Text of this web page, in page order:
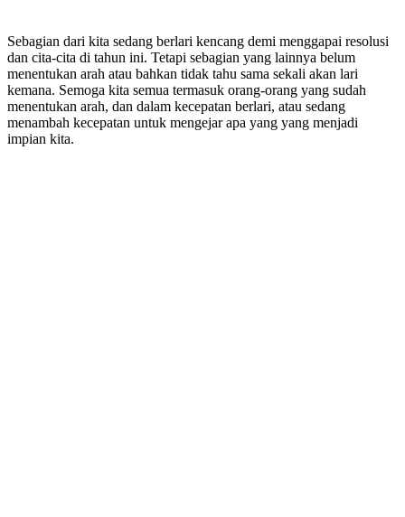
Sebagian dari kita sedang berlari kencang demi menggapai resolusi
dan cita-cita di tahun ini. Tetapi sebagian yang lainnya belum
menentukan arah atau bahkan tidak tahu sama sekali akan lari
kemana. Semoga kita semua termasuk orang-orang yang sudah
menentukan arah, dan dalam kecepatan berlari, atau sedang
menambah kecepatan untuk mengejar apa yang yang menjadi
impian kita.